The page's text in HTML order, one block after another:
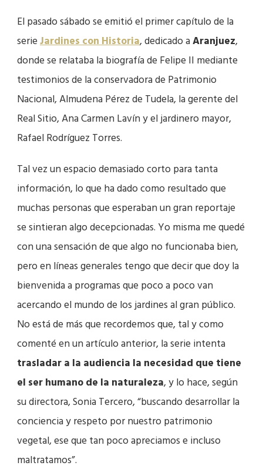
El pasado sábado se emitió el primer capítulo de la
serieJardines con Historia, dedicado aAranjuez,
donde se relataba la biografía de Felipe II mediante
testimonios de la conservadora de Patrimonio
Nacional, Almudena Pérez de Tudela, la gerente del
Real Sitio, Ana Carmen Lavín y el jardinero mayor,
Rafael Rodríguez Torres.
Tal vez un espacio demasiado corto para tanta
información, lo que ha dado como resultado que
muchas personas que esperaban un gran reportaje
se sintieran algo decepcionadas. Yo misma me quedé
con una sensación de que algo no funcionaba bien,
pero en líneas generales tengo que decir que doy la
bienvenida a programas que poco a poco van
acercando el mundo de los jardines al gran público.
No está de más que recordemos que, tal y como
comenté en un artículo anterior, la serie intenta
trasladar a la audiencia la necesidad que tiene
el ser humano de la naturaleza, y lo hace, según
su directora, Sonia Tercero, “buscando desarrollar la
conciencia y respeto por nuestro patrimonio
vegetal, ese que tan poco apreciamos e incluso
maltratamos”.